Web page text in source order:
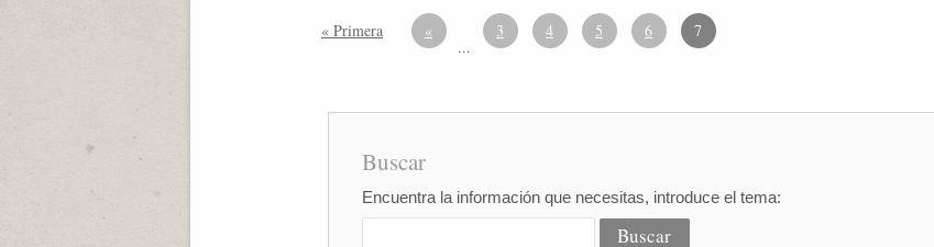
« Primera «
...
3 4 5 6 7
Buscar
Encuentra la información que necesitas, introduce el tema: